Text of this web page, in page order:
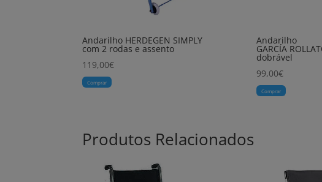
Andarilho HERDEGEN SIMPLY
com 2 rodas e assento
119,00€
Comprar
Andarilho
GARCÍA
dobrável
99,00€
Comprar
Produtos Relacionados